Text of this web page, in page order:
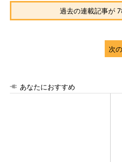
過去の連載記事が
次
あなたにおすすめ